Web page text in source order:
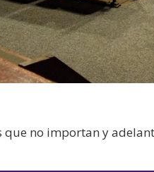
que no importan y